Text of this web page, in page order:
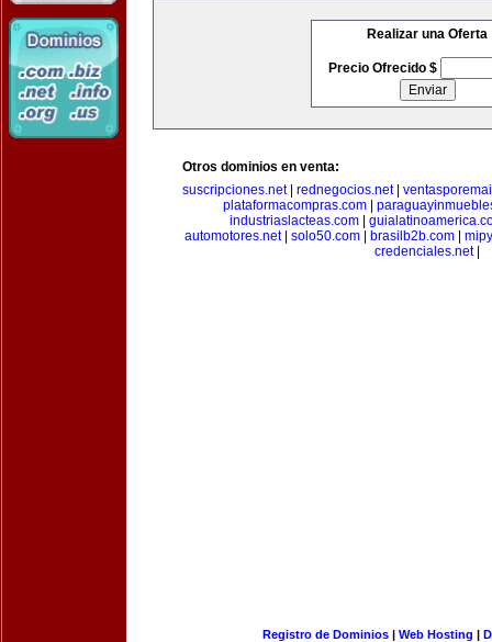
Realizar una Oferta
Precio Ofrecido $
Otros dominios en venta:
suscripciones.net| rednegocios.net|
plataformacompras.com
industriaslacteas.com
automotores.net| solo50.com brasilb2b.com
credenciales.net|
Registro de Dominios| Web Hosting |